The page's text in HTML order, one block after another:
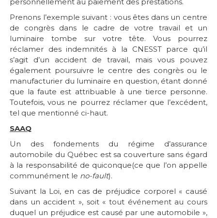
Prenons l’exemple suivant : vous êtes dans un centre
de congrès dans le cadre de votre travail et un
luminaire tombe sur votre tête. Vous pourrez
réclamer des indemnités à la CNESST parce qu’il
s’agit d’un accident de travail, mais vous pouvez
également poursuivre le centre des congrès ou le
manufacturier du luminaire en question, étant donné
que la faute est attribuable à une tierce personne.
Toutefois, vous ne pourrez réclamer que l’excédent,
tel que mentionné ci-haut.
SAAQ
Un des fondements du régime d’assurance
automobile du Québec est sa couverture sans égard
à la responsabilité de quiconque(ce que l’on appelle
communément le no-fault).
Suivant la Loi, en cas de préjudice corporel « causé
dans un accident », soit « tout événement au cours
duquel un préjudice est causé par une automobile »,